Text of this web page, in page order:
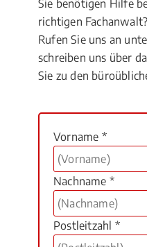
Sie benötigen Hilfe
richtigen Fachanwalt?
Rufen Sie uns an
schreiben uns über
Sie zu den
Vorname *
Nachname *
Postleitzahl *